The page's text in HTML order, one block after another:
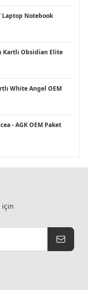
Laptop Notebook
Kartlı Obsidian Elite
White Angel OEM
- AGK OEM Paket
için